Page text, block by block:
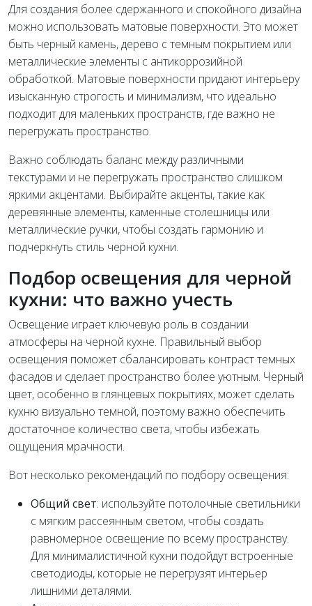
Для создания более сдержанного и спокойного дизайна
можно использовать матовые поверхности. Это может
быть черный камень, дерево с темным покрытием или
металлические элементы с антикоррозийной
обработкой. Матовые поверхности придают интерьеру
изысканную строгость и минимализм, что идеально
подходит для маленьких пространств, где важно не
перегружать пространство.
Важно соблюдать баланс между различными
текстурами и не перегружать пространство слишком
яркими акцентами. Выбирайте акценты, такие как
деревянные элементы, каменные столешницы или
металлические ручки, чтобы создать гармонию и
подчеркнуть стиль черной кухни.
Подбор освещения для черной
кухни: что важно учесть
Освещение играет ключевую роль в создании
атмосферы на черной кухне. Правильный выбор
освещения поможет сбалансировать контраст темных
фасадов и сделает пространство более уютным. Черный
цвет, особенно в глянцевых покрытиях, может сделать
кухню визуально темной, поэтому важно обеспечить
достаточное количество света, чтобы избежать
ощущения мрачности.
Вот несколько рекомендаций по подбору освещения:
Общий свет: используйте потолочные светильники
с мягким рассеянным светом, чтобы создать
равномерное освещение по всему пространству.
Для минималистичной кухни подойдут встроенные
светодиоды, которые не перегрузят интерьер
лишними деталями.